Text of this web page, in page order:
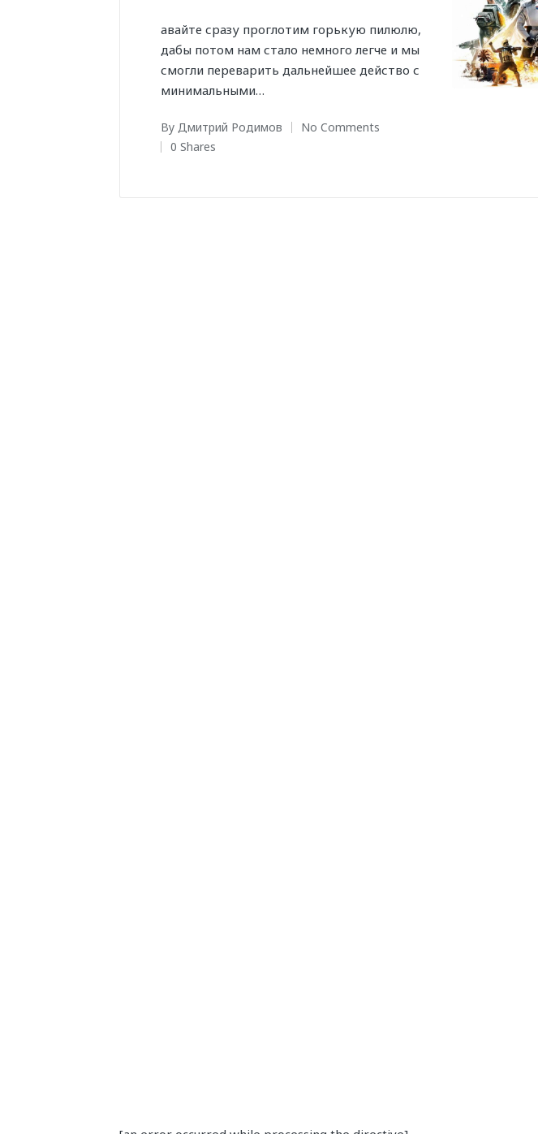
авайте сразу проглотим горькую пилюлю,
дабы потом нам стало немного легче и мы
смогли переварить дальнейшее действо с
минимальными…
Posted
by
By Дмитрий Родимов
No Comments
0 Shares